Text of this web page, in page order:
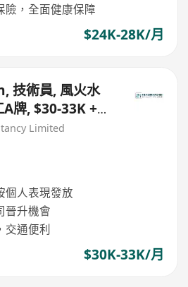
險，全面健康保障
$24K-28K/月
技術員, 風火水
牌, $30-33K +
及夜班工作
Limited
個人表現發放
晉升機會
交通便利
$30K-33K/月